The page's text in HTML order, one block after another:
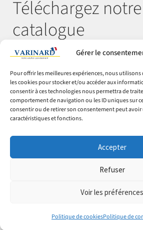
Gérer le
Pour offrir les meilleures expériences, nous
les cookies pour stocker et/ou accéder aux
consentir à ces technologies nous permettra de
comportement de navigation ou les ID uniques sur
consentir ou de retirer son consentement peut
caractéristiques et fonctions.
Accepter
Refuser
Voir les préférences
Politique de cookiesPolitique de
Téléchargez notre
catalogue
© Varinard 2026
Expéditions & retours
Recherche pour :